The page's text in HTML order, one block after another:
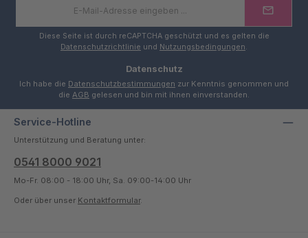
Diese Seite ist durch reCAPTCHA geschützt und es gelten die
Datenschutzrichtlinie und Nutzungsbedingungen.
Datenschutz
Ich habe die Datenschutzbestimmungen zur Kenntnis genommen und
die AGB gelesen und bin mit ihnen einverstanden.
Service-Hotline
Unterstützung und Beratung unter:
0541 8000 9021
Mo-Fr. 08:00 - 18:00 Uhr, Sa. 09:00-14:00 Uhr
Oder über unser Kontaktformular.